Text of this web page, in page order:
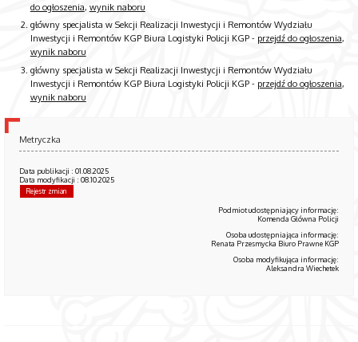
do ogłoszenia, wynik naboru
główny specjalista w Sekcji Realizacji Inwestycji i Remontów Wydziału
Inwestycji i Remontów KGP Biura Logistyki Policji KGP - przejdź do ogłoszenia,
wynik naboru
główny specjalista w Sekcji Realizacji Inwestycji i Remontów Wydziału
Inwestycji i Remontów KGP Biura Logistyki Policji KGP - przejdź do ogłoszenia,
wynik naboru
Metryczka
Data publikacji : 01.08.2025
Data modyfikacji : 08.10.2025
Rejestr zmian
Podmiot udostępniający informację:
Komenda Główna Policji
Osoba udostępniająca informację:
Renata Przesmycka Biuro Prawne KGP
Osoba modyfikująca informację:
Aleksandra Wiechetek